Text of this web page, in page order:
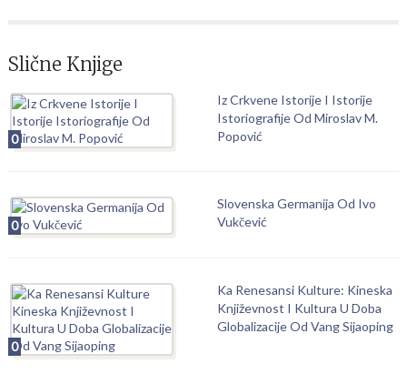
Slične Knjige
0
Iz Crkvene Istorije I Istorije
Istoriografije Od Miroslav M.
Popović
0
Slovenska Germanija Od Ivo
Vukčević
0
Ka Renesansi Kulture: Kineska
Književnost I Kultura U Doba
Globalizacije Od Vang Sijaoping